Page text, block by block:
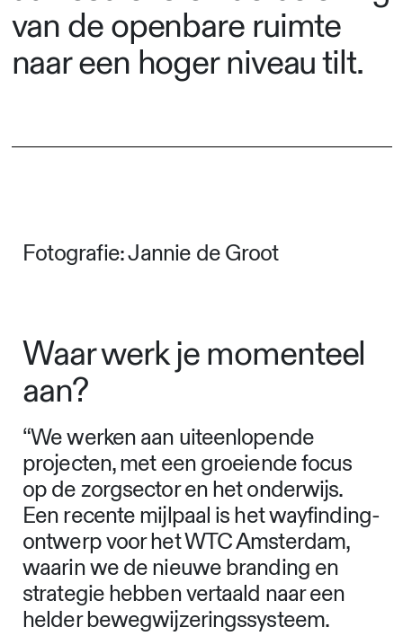
van de openbare ruimte
naar een hoger niveau tilt.
Fotografie: Jannie de Groot
Waar werk je momenteel
aan?
“We werken aan uiteenlopende
projecten, met een groeiende focus
op de zorgsector en het onderwijs.
Een recente mijlpaal is het wayfinding-
ontwerp voor het WTC Amsterdam,
waarin we de nieuwe branding en
strategie hebben vertaald naar een
helder bewegwijzeringssysteem.